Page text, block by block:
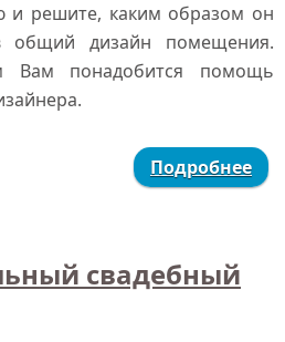
и решите, каким образом он
общий дизайн помещения.
Вам понадобится помощь
Подробнее
свадебный